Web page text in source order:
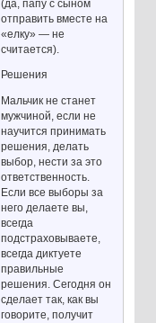
(да, папу с сыном
отправить вместе на
«елку» — не
считается).
Решения
Мальчик не станет
мужчиной, если не
научится принимать
решения, делать
выбор, нести за это
ответственность.
Если все выборы за
него делаете вы,
всегда
подстраховываете,
всегда диктуете
правильные
решения. Сегодня он
сделает так, как вы
говорите, получит